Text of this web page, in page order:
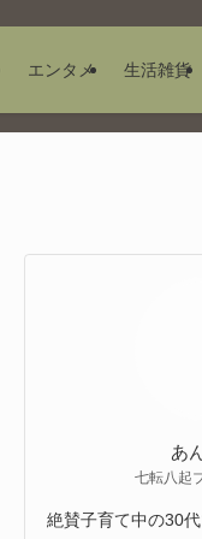
エンタメ 生活雑貨
あ
七転八起
絶賛子育て中の30